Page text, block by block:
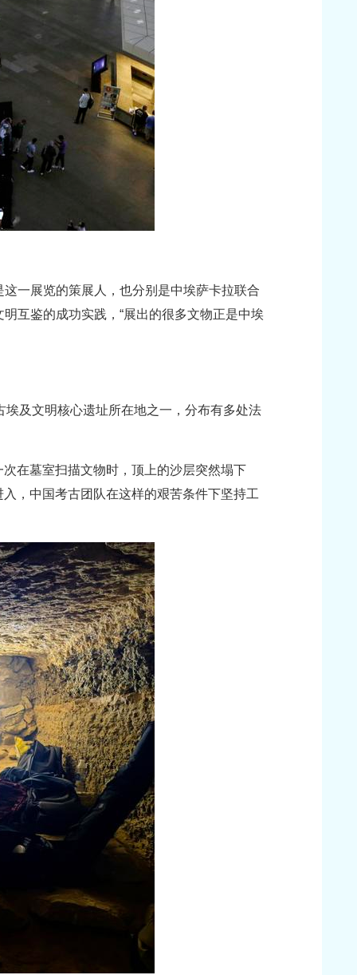
一展览的策展人，也分别是中埃萨卡拉联合
互鉴的成功实践，“展出的很多文物正是中埃
及文明核心遗址所在地之一，分布有多处法
在墓室扫描文物时，顶上的沙层突然塌下
，中国考古团队在这样的艰苦条件下坚持工